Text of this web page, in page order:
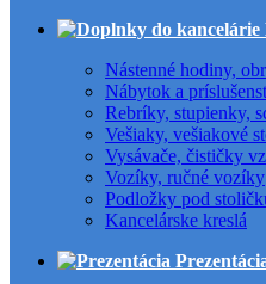
Nástenné hodiny,
Nábytok a
Rebríky, stupienky,
Vešiaky, vešiakové
Vysávače, čističky
Vozíky, ručné vozíky
Podložky pod
Kancelárske kreslá